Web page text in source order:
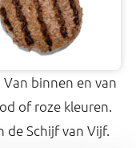
binnen en van
of roze kleuren.
Schijf van Vijf.